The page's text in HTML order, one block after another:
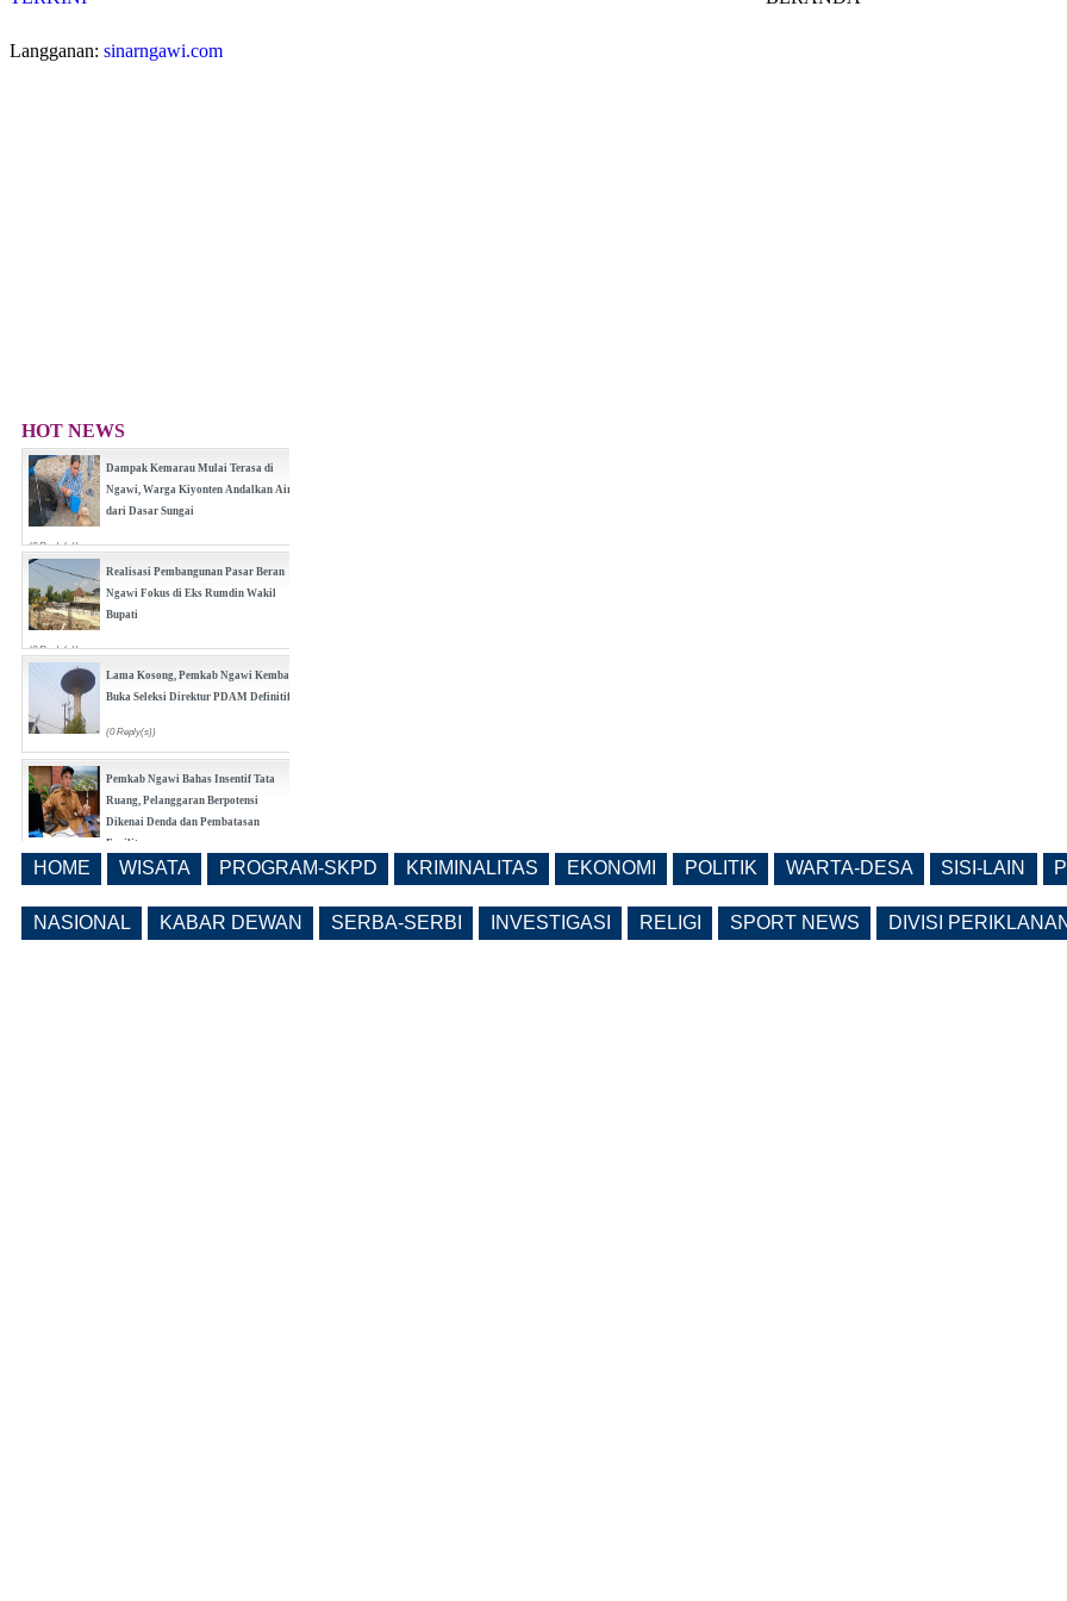
Langganan: sinarngawi.com
HOT NEWS
Dampak Kemarau Mulai Terasa di
Ngawi, Warga Kiyonten Andalkan Air
dari Dasar Sungai
(0 Reply(s))
Realisasi Pembangunan Pasar Beran
Ngawi Fokus di Eks Rumdin Wakil
Bupati
(0 Reply(s))
Lama Kosong, Pemkab Ngawi Kembali
Buka Seleksi Direktur PDAM Definitif
(0 Reply(s))
Pemkab Ngawi Bahas Insentif Tata
Ruang, Pelanggaran Berpotensi
Dikenai Denda dan Pembatasan
Fasilitas
APBD Tiga Besar Jatim
HOME WISATA PROGRAM-SKPD KRIMINALITAS EKONOMI POLITIK WARTA-DESA SISI-LAIN
NASIONAL KABAR DEWAN SERBA-SERBI INVESTIGASI RELIGI SPORT NEWS DIVISI